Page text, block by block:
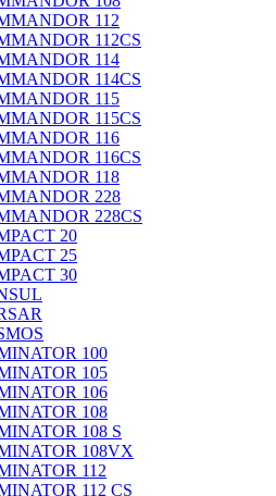
112
112CS
114
114CS
115
115CS
116
116CS
118
228
228CS
20
25
30
100
105
106
108
108 S
108VX
112
112 CS